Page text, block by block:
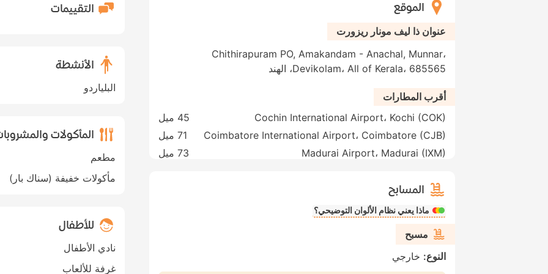
الموقع
عنوان ذا ليف مونار ريزورت
Chithirapuram PO, Amakandam - Anachal, Munnar،
Devikolam، All of Kerala، 685565، الهند
أقرب المطارات
Cochin International Airport، Kochi (COK)
45 ميل
Coimbatore International Airport، Coimbatore (CJB)
71 ميل
Madurai Airport، Madurai (IXM)
73 ميل
المسابح
ماذا يعني نظام الألوان التوضيحي؟
مسبح
النوع: خارجي
التقييمات
الأنشطة
البلياردو
المأكولات
مطعم
مأكولات خفيفة (سناك بار)
للأطفال
نادي الأطفال
غرفة للألعاب